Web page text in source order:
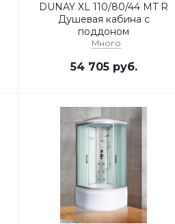
DUNAY XL 110/80/44 MT R
Душевая кабина с
поддоном
Много
54 705руб.